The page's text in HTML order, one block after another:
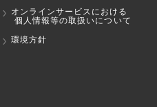
オンラインサービスにおける
個人情報等の取扱いについて
環境方針